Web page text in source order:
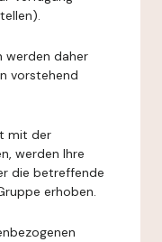
werden daher
vorstehend
mit der
werden Ihre
die betreffende
erhoben.